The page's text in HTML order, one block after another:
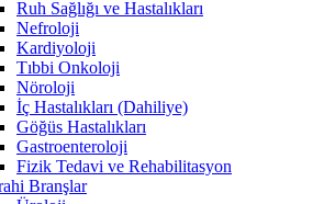
Ruh Sağlığı ve Hastalıkları
Nefroloji
Kardiyoloji
Tıbbi Onkoloji
Nöroloji
İç Hastalıkları (Dahiliye)
Göğüs Hastalıkları
Gastroenteroloji
Fizik Tedavi ve Rehabilitasyon
Branşlar